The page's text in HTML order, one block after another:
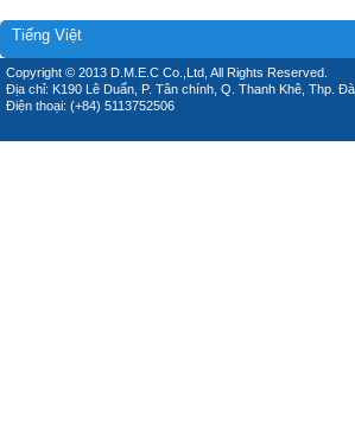
Tiếng Việt
Copyright © 2013 D.M.E.C Co.,Ltd, All Rights Reserved.
Địa chỉ: K190 Lê Duẩn, P. Tân chính, Q. Thanh Khê, Thp. Đà
Điện thoại: (+84) 5113752506